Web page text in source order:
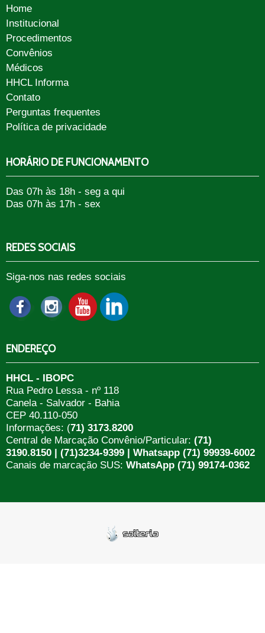
Home
Institucional
Procedimentos
Convênios
Médicos
HHCL Informa
Contato
Perguntas frequentes
Política de privacidade
HORÁRIO DE FUNCIONAMENTO
Das 07h às 18h - seg a qui
Das 07h às 17h - sex
REDES SOCIAIS
Siga-nos nas redes sociais
ENDEREÇO
HHCL - IBOPC
Rua Pedro Lessa - nº 118
Canela - Salvador - Bahia
CEP 40.110-050
Informações: (71) 3173.8200
Central de Marcação Convênio/Particular: (71)
3190.8150 | (71)3234-9399 | Whatsapp (71) 99939-6002
Canais de marcação SUS: WhatsApp (71) 99174-0362